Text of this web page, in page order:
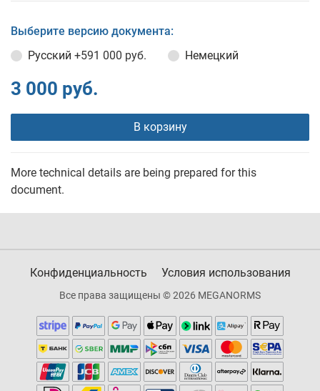
Выберите версию документа:
Русский +591 000 руб. Немецкий
3 000 руб.
В корзину
More technical details are being prepared for this
document.
Конфиденциальность Условия использования
Все права защищены © 2026 MEGANORMS